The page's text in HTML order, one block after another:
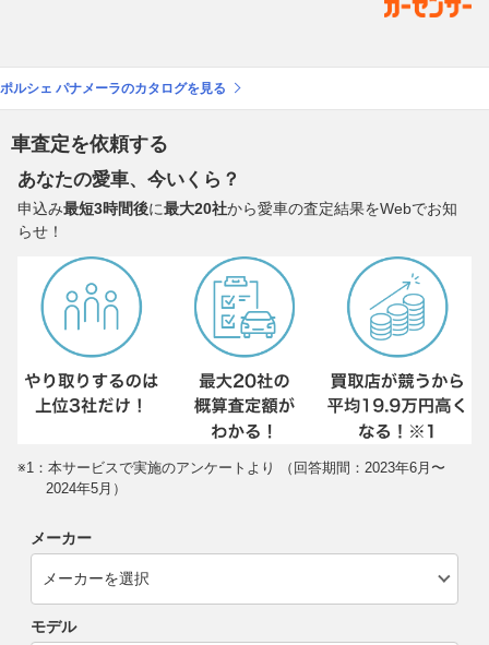
ポルシェ パナメーラのカタログを見る
車査定を依頼する
あなたの愛車、今いくら？
申込み最短3時間後に最大20社から愛車の査定結果をWebでお知
らせ！
※1：本サービスで実施のアンケートより （回答期間：2023年6月〜
2024年5月）
メーカー
モデル